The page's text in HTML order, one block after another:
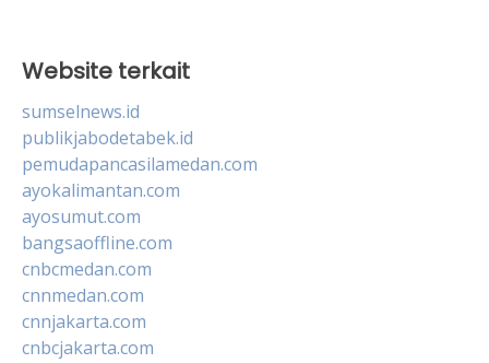
Website terkait
sumselnews.id
publikjabodetabek.id
pemudapancasilamedan.com
ayokalimantan.com
ayosumut.com
bangsaoffline.com
cnbcmedan.com
cnnmedan.com
cnnjakarta.com
cnbcjakarta.com